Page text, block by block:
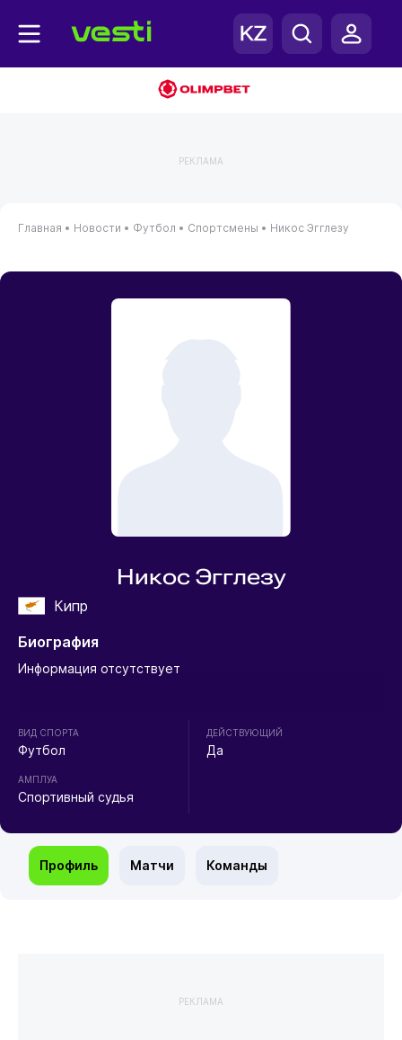
РЕКЛАМА
Главная • Новости • Футбол • Спортсмены • Никос Эгглезу
Никос Эгглезу
Кипр
Биография
Информация отсутствует
ВИД СПОРТА
Футбол
АМПЛУА
Спортивный судья
ДЕЙСТВУЮЩИЙ
Да
Профиль Матчи Команды
РЕКЛАМА